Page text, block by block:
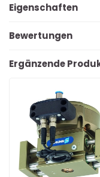
Eigenschaften
Bewertungen
Ergänzende